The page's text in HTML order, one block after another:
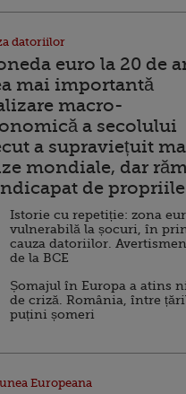
datoriilor
euro la 20 de
mai importantă
macro-
a secolului
a supraviețuit
mondiale, dar
de
Istorie cu repetiție: zona
vulnerabilă la șocuri, în
cauza datoriilor.
de la BCE
Șomajul în Europa a atins
de criză. România, între
puțini șomeri
Europeana